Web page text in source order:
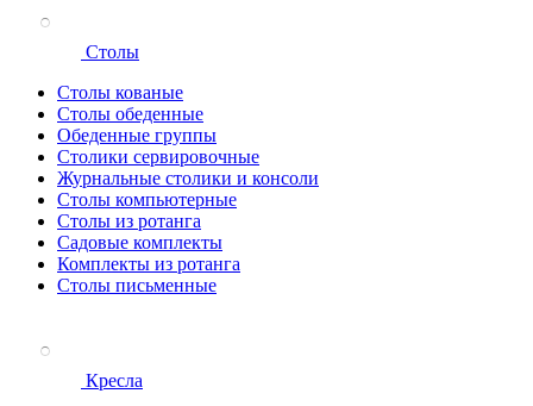
Столы
Столы кованые
Столы обеденные
Обеденные группы
Столики сервировочные
Журнальные столики и консоли
Столы компьютерные
Столы из ротанга
Садовые комплекты
Комплекты из ротанга
Столы письменные
Кресла